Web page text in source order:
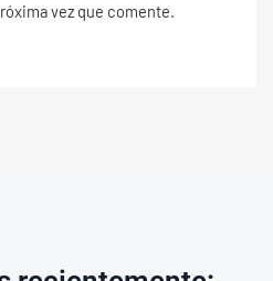
vez que comente.